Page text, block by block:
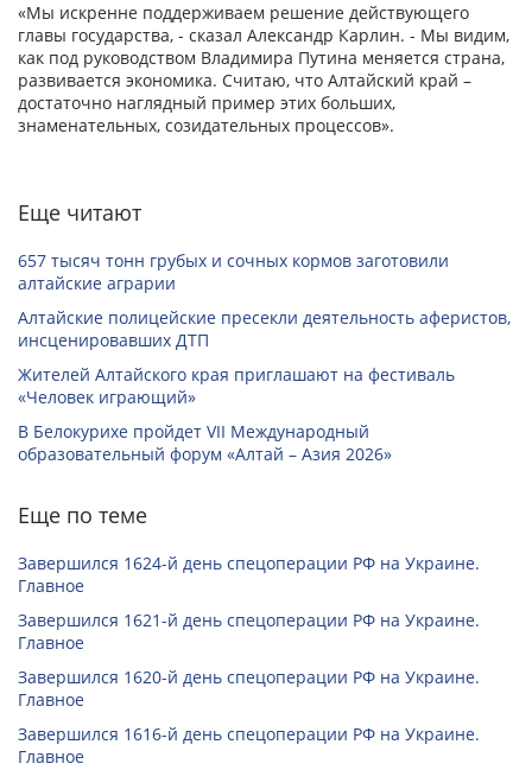
«Мы искренне поддерживаем решение действующего
главы государства, - сказал Александр Карлин. - Мы видим,
как под руководством Владимира Путина меняется страна,
развивается экономика. Считаю, что Алтайский край –
достаточно наглядный пример этих больших,
знаменательных, созидательных процессов».
Еще читают
657 тысяч тонн грубых и сочных кормов заготовили
алтайские аграрии
Алтайские полицейские пресекли деятельность аферистов,
инсценировавших ДТП
Жителей Алтайского края приглашают на фестиваль
«Человек играющий»
В Белокурихе пройдет VII Международный
образовательный форум «Алтай – Азия 2026»
Еще по теме
Завершился 1624-й день спецоперации РФ на Украине.
Главное
Завершился 1621-й день спецоперации РФ на Украине.
Главное
Завершился 1620-й день спецоперации РФ на Украине.
Главное
Завершился 1616-й день спецоперации РФ на Украине.
Главное